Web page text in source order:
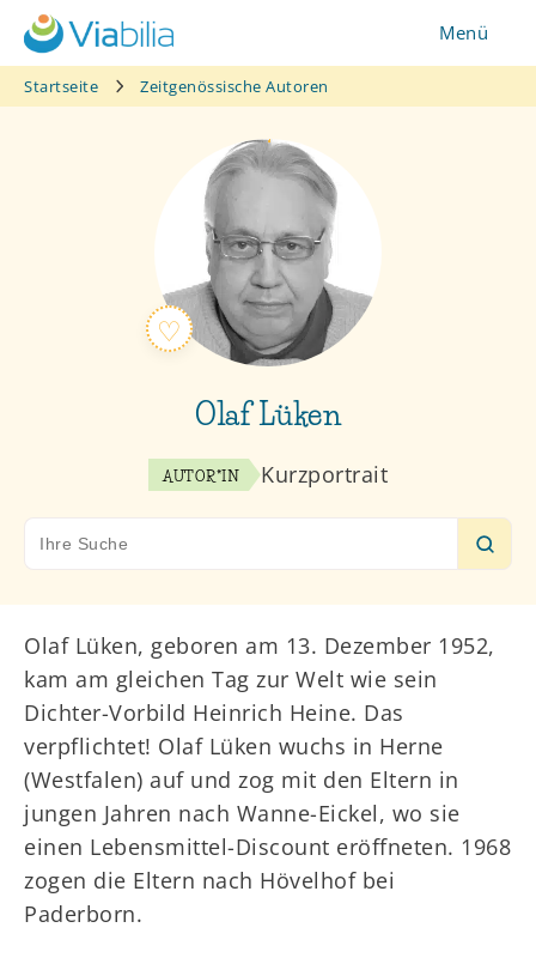
Zum
Inhalt
springen
Menü
Startseite Zeitgenössische Autoren
Olaf Lüken
AUTOR*IN
Kurzportrait
for:
Olaf Lüken, geboren am 13. Dezember 1952,
kam am gleichen Tag zur Welt wie sein
Dichter-Vorbild Heinrich Heine. Das
verpflichtet! Olaf Lüken wuchs in Herne
(Westfalen) auf und zog mit den Eltern in
jungen Jahren nach Wanne-Eickel, wo sie
einen Lebensmittel-Discount eröffneten. 1968
zogen die Eltern nach Hövelhof bei
Paderborn.